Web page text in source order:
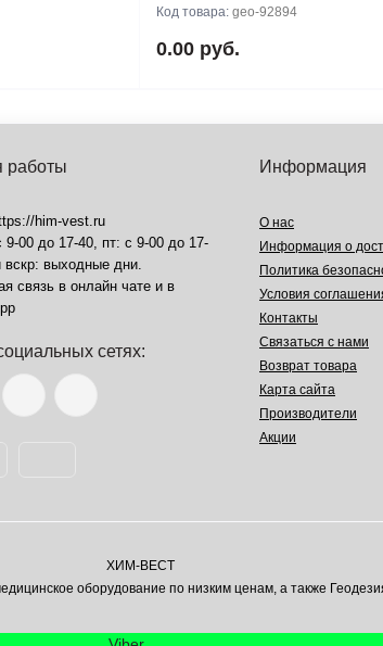
Код товара:geo-92894
0.00 руб.
работы
him-vest.ru
9-00 до 17-40, пт: с 9-00 до 17-
вскр: выходные дни.
связь в онлайн чате и в
сетях:
Информация
О нас
Информация о
Политика
Условия
Контакты
Связаться с нами
Возврат товара
Карта сайта
Производители
Акции
ХИМ-ВЕСТ
оборудование по низким ценам, а также